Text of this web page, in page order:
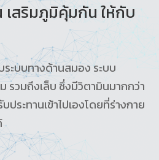
เสริมภูมิคุ้มกัน ให้กับ
ะบบทางด้านสมอง ระบบ
รวมถึงเล็บ ซึ่งมีวิตามินมากกว่า
ระทานเข้าไปเองโดยที่ร่างกาย